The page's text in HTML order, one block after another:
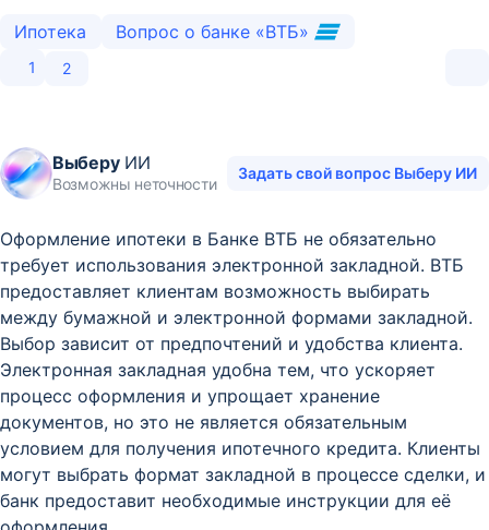
Ипотека Вопрос о банке «ВТБ»
1 2
ВыберуИИ
Возможны неточности
Задать свой вопрос Выберу ИИ
Оформление ипотеки в Банке ВТБ не обязательно
требует использования электронной закладной. ВТБ
предоставляет клиентам возможность выбирать
между бумажной и электронной формами закладной.
Выбор зависит от предпочтений и удобства клиента.
Электронная закладная удобна тем, что ускоряет
процесс оформления и упрощает хранение
документов, но это не является обязательным
условием для получения ипотечного кредита. Клиенты
могут выбрать формат закладной в процессе сделки, и
банк предоставит необходимые инструкции для её